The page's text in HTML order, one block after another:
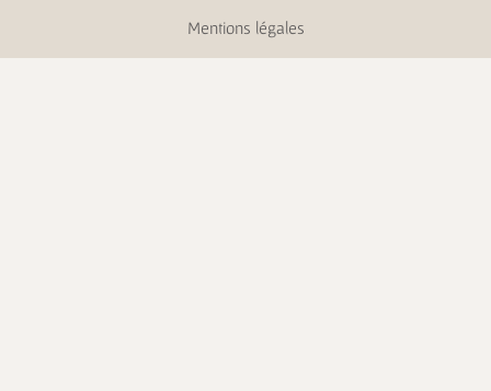
Mentions légales